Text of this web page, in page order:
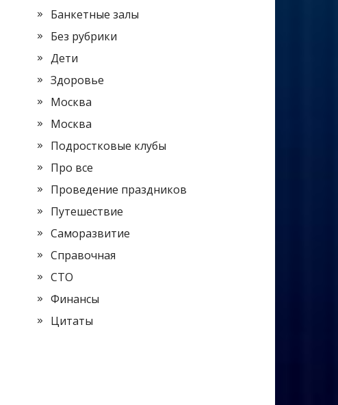
Банкетные залы
Без рубрики
Дети
Здоровье
Москва
Москва
Подростковые клубы
Про все
Проведение праздников
Путешествие
Саморазвитие
Справочная
СТО
Финансы
Цитаты